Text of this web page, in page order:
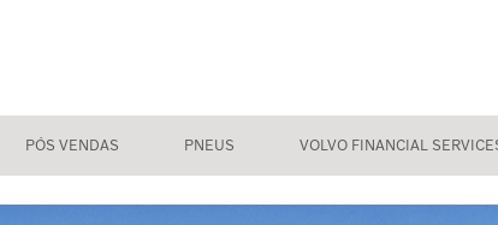
PÓS VENDAS PNEUS VOLVO FINANCIAL